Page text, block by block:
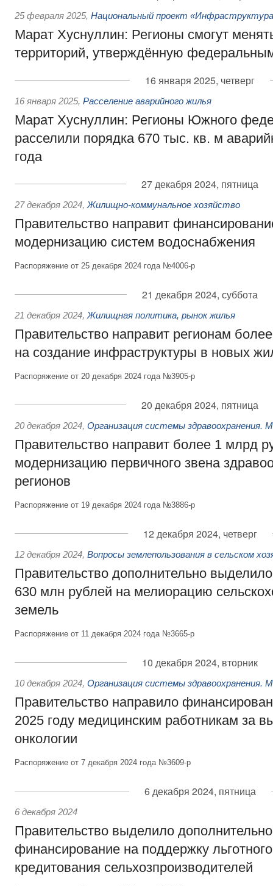
25 февраля 2025, Национальный проект «Инфраструктура
Марат Хуснуллин: Регионы смогут
территорий, утверждённую
16 января 2025, четверг
16 января 2025, Расселение аварийного жилья
Марат Хуснуллин: Регионы Южного
расселили порядка 670 тыс. кв. м
года
27 декабря 2024, пятница
27 декабря 2024, Жилищно-коммунальное хозяйство
Правительство направит
модернизацию систем водоснабжения
Распоряжение от 25 декабря 2024 года №4006-р
21 декабря 2024, суббота
21 декабря 2024, Жилищная политика, рынок жилья
Правительство направит регионам
на создание инфраструктуры в новых
Распоряжение от 20 декабря 2024 года №3905-р
20 декабря 2024, пятница
20 декабря 2024, Организация системы здравоохранения.
Правительство направит более 1 млрд
модернизацию первичного звена
регионов
Распоряжение от 19 декабря 2024 года №3886-р
12 декабря 2024, четверг
12 декабря 2024, Вопросы землепользования в сельском
Правительство дополнительно
630 млн рублей на мелиорацию
земель
Распоряжение от 11 декабря 2024 года №3665-р
10 декабря 2024, вторник
10 декабря 2024, Организация системы здравоохранения.
Правительство направило
2025 году медицинским работникам за
онкологии
Распоряжение от 7 декабря 2024 года №3609-р
6 декабря 2024, пятница
6 декабря 2024
Правительство выделило
финансирование на поддержку
кредитования сельхозпроизводителей